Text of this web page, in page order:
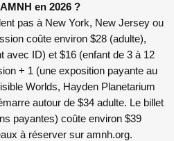
en 2026 ?
pas à New York, New Jersey ou
coûte environ $28 (adulte),
avec ID) et $16 (enfant de 3 à 12
+ 1 (une exposition payante au
Worlds, Hayden Planetarium
autour de $34 adulte. Le billet
payantes) coûte environ $39
à réserver sur amnh.org.